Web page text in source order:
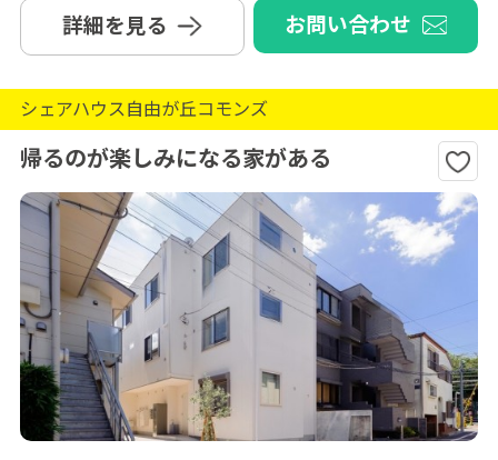
詳細を見る お問い合わせ
シェアハウス自由が丘コモンズ
帰るのが楽しみになる家がある